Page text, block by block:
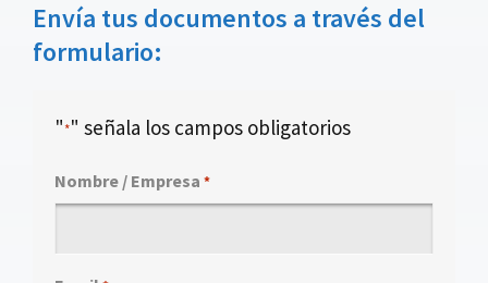
Envía tus documentos a través del
formulario:
"*" señala los campos obligatorios
Nombre / Empresa *